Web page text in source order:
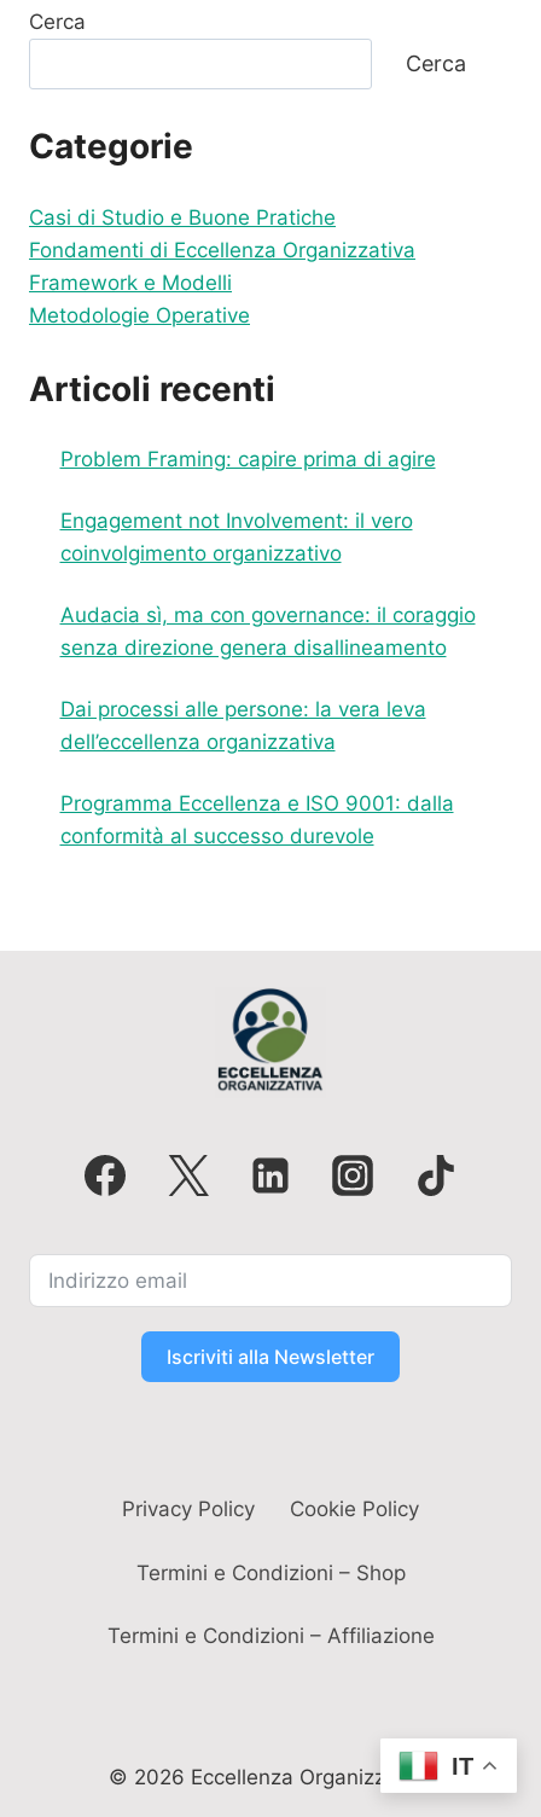
L’ECCELLENZA
ORGANIZZATIVA
Cerca
Cerca
Categorie
Casi di Studio e Buone Pratiche
Fondamenti di Eccellenza Organizzativa
Framework e Modelli
Metodologie Operative
Articoli recenti
Problem Framing: capire prima di agire
Engagement not Involvement: il vero
coinvolgimento organizzativo
Audacia sì, ma con governance: il coraggio
senza direzione genera disallineamento
Dai processi alle persone: la vera leva
dell’eccellenza organizzativa
Programma Eccellenza e ISO 9001: dalla
conformità al successo durevole
Iscriviti alla Newsletter
Privacy Policy Cookie Policy
Termini e Condizioni – Shop
Termini e Condizioni – Affiliazione
© 2026 Eccellenza Organizzativa IT